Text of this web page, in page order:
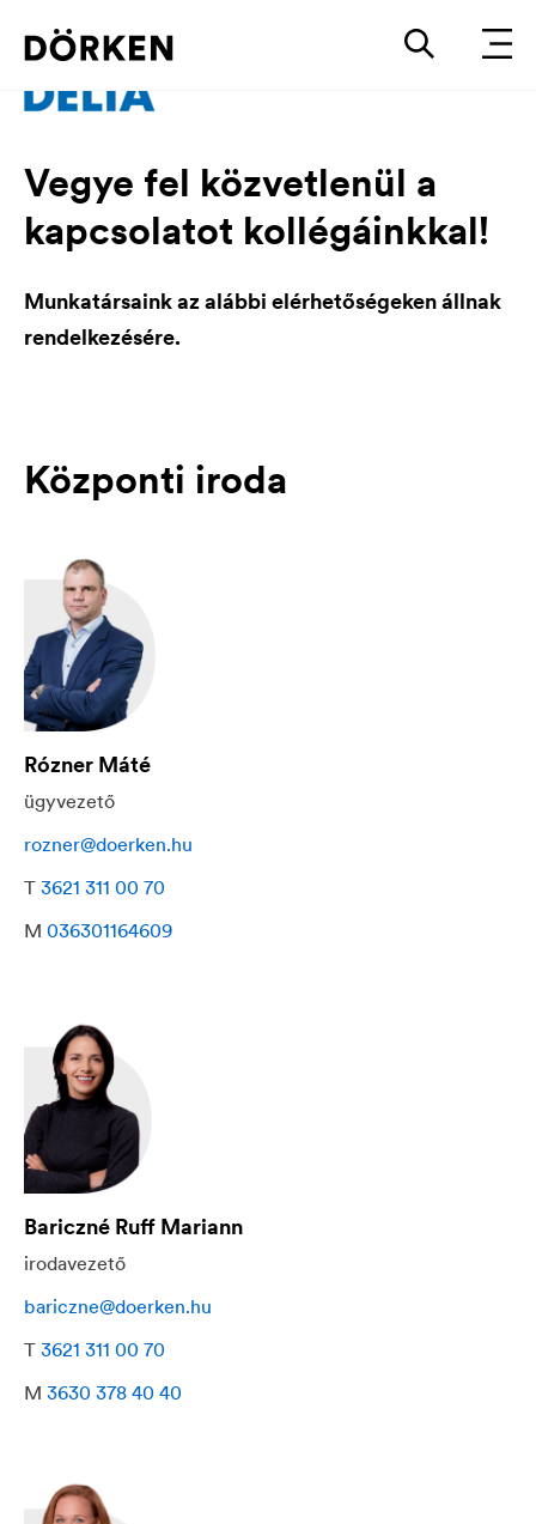
Vegye fel közvetlenül a
kapcsolatot kollégáinkkal!
Munkatársaink az alábbi elérhetőségeken állnak
rendelkezésére.
Központi iroda
Rózner Máté
ügyvezető
rozner@doerken.hu
T 3621 311 00 70
M 036301164609
Bariczné Ruff Mariann
irodavezető
bariczne@doerken.hu
T 3621 311 00 70
M 3630 378 40 40